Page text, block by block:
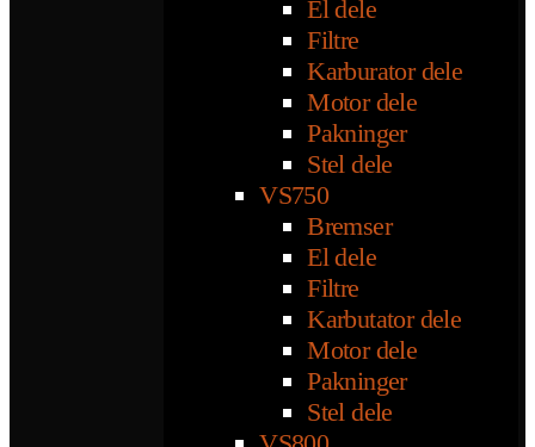
El dele
Filtre
Karburator dele
Motor dele
Pakninger
Stel dele
VS750
Bremser
El dele
Filtre
Karbutator dele
Motor dele
Pakninger
Stel dele